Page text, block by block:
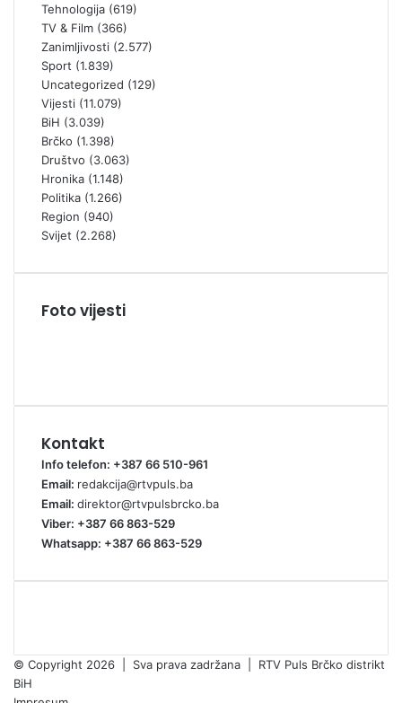
Tehnologija (619)
TV & Film (366)
Zanimljivosti (2.577)
Sport (1.839)
Uncategorized (129)
Vijesti (11.079)
BiH (3.039)
Brčko (1.398)
Društvo (3.063)
Hronika (1.148)
Politika (1.266)
Region (940)
Svijet (2.268)
Foto vijesti
Kontakt
Info telefon: +387 66 510-961
Email: redakcija@rtvpuls.ba
Email: direktor@rtvpulsbrcko.ba
Viber: +387 66 863-529
Whatsapp: +387 66 863-529
© Copyright 2026 | Sva prava zadržana | RTV Puls Brčko distrikt
BiH